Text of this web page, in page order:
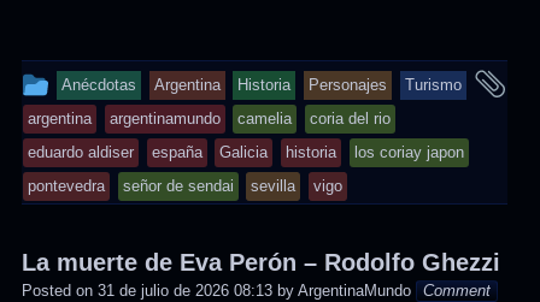
This
entry
was
posted
in
Anécdotas Argentina Historia Personajes Turismo
argentina argentinamundo camelia
coria del rio
eduardo aldiser
españa Galicia historia
los coriay japon
pontevedra
señor de sendai sevilla vigo
La muerte de Eva Perón – Rodolfo Ghezzi
Posted on 31 de julio de 2026 08:13 by ArgentinaMundo Comment